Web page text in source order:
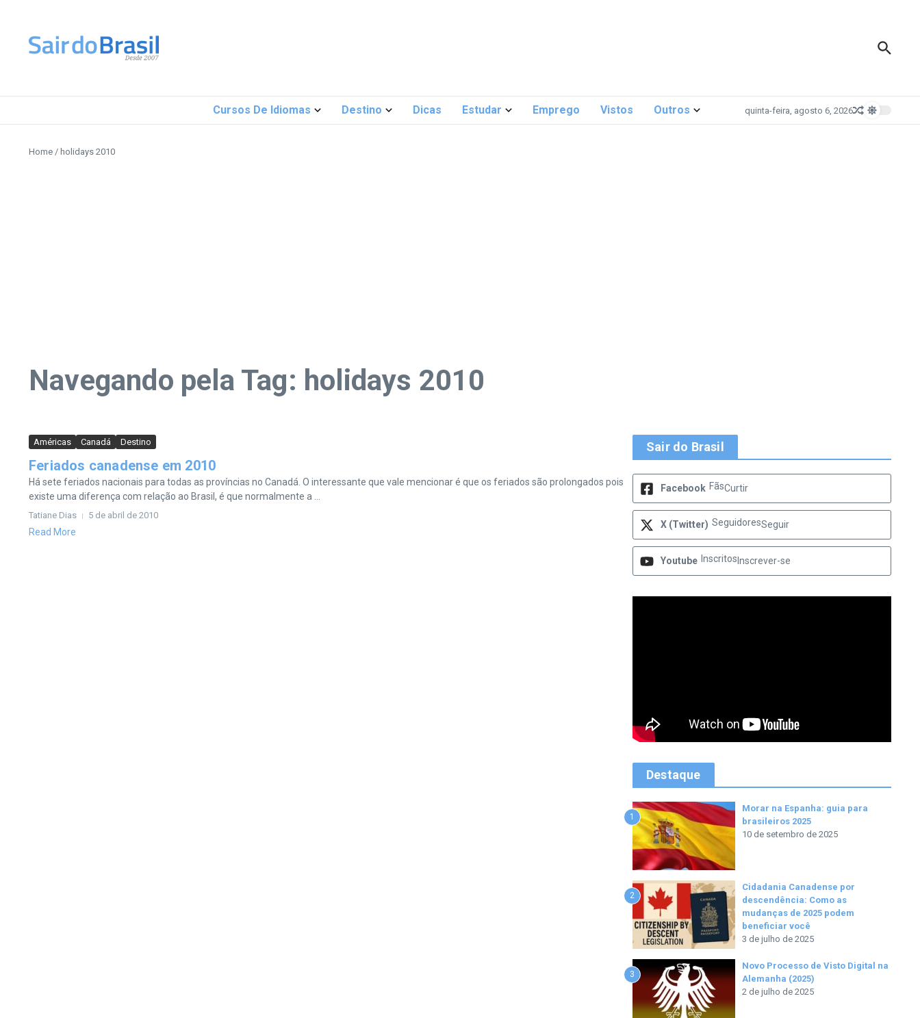
Cursos De Idiomas Destino Dicas Estudar Emprego Vistos Outros quinta-feira, agosto 6, 2026
Home / holidays 2010
Navegando pela Tag: holidays 2010
Américas Canadá Destino
Feriados canadense em 2010
Há sete feriados nacionais para todas as províncias no Canadá. O interessante que vale mencionar é que os feriados são prolongados pois
existe uma diferença com relação ao Brasil, é que normalmente a ...
Tatiane Dias 5 de abril de 2010
Read More
Sair do Brasil
Facebook FãsCurtir
X (Twitter) SeguidoresSeguir
Youtube Inscritos Inscrever-se
Destaque
1
Morar na Espanha: guia para
brasileiros 2025
10 de setembro de 2025
2
Cidadania Canadense por
descendência: Como as
mudanças de 2025 podem
beneficiar você
3 de julho de 2025
3
Novo Processo de Visto Digital na
Alemanha (2025)
2 de julho de 2025